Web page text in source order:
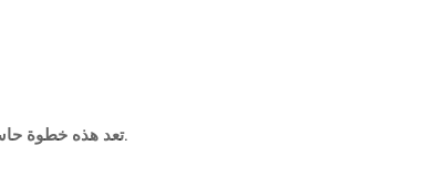
خدمات التعليم العالمية (WES) خدمة تقييم المؤهلات الدولية (ICES) تعد هذه خطوة حاسمة لأن التقييم سيحدد كيفية مقارنة مؤهلاتك الأجنبية بالمعايير الكندية.